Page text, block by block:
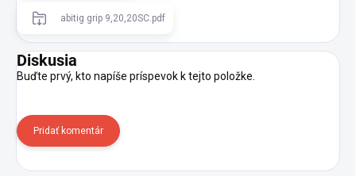
abitig grip 9,20,20SC.pdf
Diskusia
Buďte prvý, kto napíše príspevok k tejto položke.
Pridať komentár